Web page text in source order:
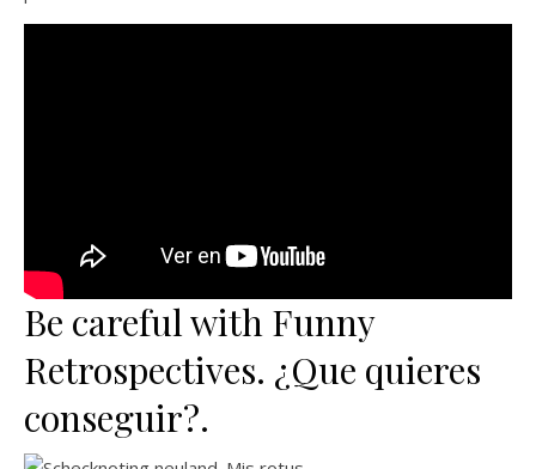
Be careful with Funny
Retrospectives. ¿Que quieres
conseguir?.